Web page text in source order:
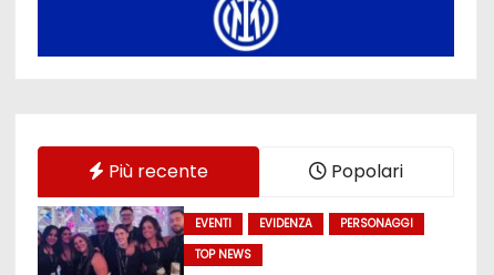
Più recente Popolari
EVENTI EVIDENZA
PERSONAGGI
TOP NEWS